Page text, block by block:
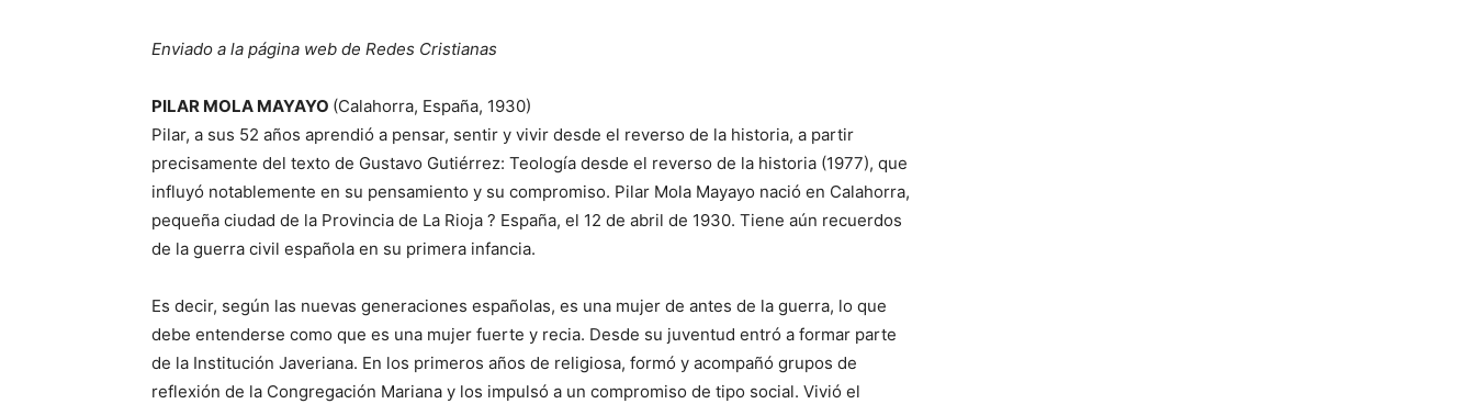
Enviado a la página web de Redes Cristianas
PILAR MOLA MAYAYO (Calahorra, España, 1930)
Pilar, a sus 52 años aprendió a pensar, sentir y vivir desde el reverso de la historia, a partir
precisamente del texto de Gustavo Gutiérrez: Teología desde el reverso de la historia (1977), que
influyó notablemente en su pensamiento y su compromiso. Pilar Mola Mayayo nació en Calahorra,
pequeña ciudad de la Provincia de La Rioja ? España, el 12 de abril de 1930. Tiene aún recuerdos
de la guerra civil española en su primera infancia.
Es decir, según las nuevas generaciones españolas, es una mujer de antes de la guerra, lo que
debe entenderse como que es una mujer fuerte y recia. Desde su juventud entró a formar parte
de la Institución Javeriana. En los primeros años de religiosa, formó y acompañó grupos de
reflexión de la Congregación Mariana y los impulsó a un compromiso de tipo social. Vivió el